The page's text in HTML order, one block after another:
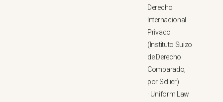
Derecho
Internacional
Privado
(Instituto Suizo
de Derecho
Comparado,
por Sellier)
· Uniform Law